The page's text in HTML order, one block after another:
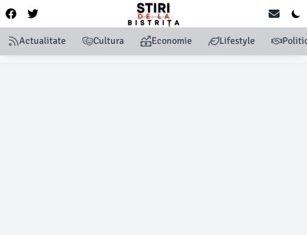
Actualitate Cultura Economie Lifestyle